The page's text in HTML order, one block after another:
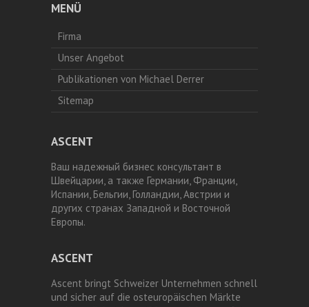
MENÜ
Firma
Unser Angebot
Publikationen von Michael Derrer
Sitemap
ASCENT
Ваш надежный бизнес консультант в
Швейцарии, а также Германии, Франции,
Испании, Бельгии, Голландии, Австрии и
других странах Западной и Восточной
Европы.
ASCENT
Ascent bringt Schweizer Unternehmen schnell
und sicher auf die osteuropäischen Märkte